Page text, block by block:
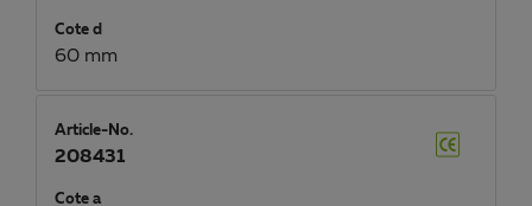
Cote d
60 mm
Article-No.
208431
Cote a